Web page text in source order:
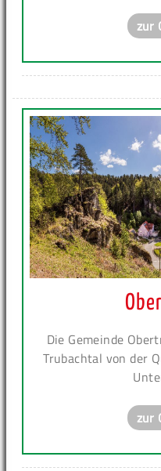
zur
Die Gemeinde
Trubachtal von der
zur